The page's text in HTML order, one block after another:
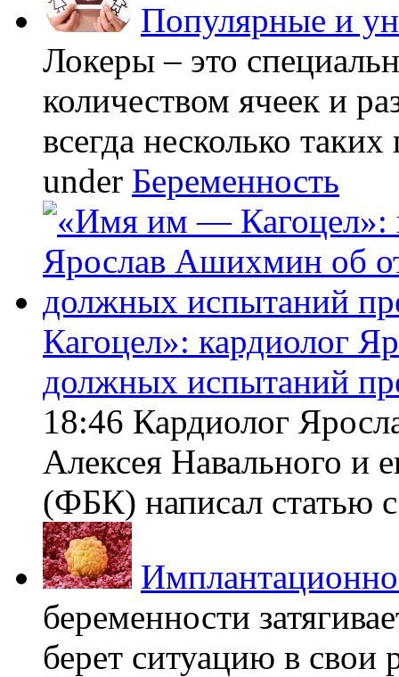
Популярные и
Локеры – это
количеством ячеек и
всегда несколько
under Беременность
Кагоцел»: кардиолог
должных испытаний
18:46 Кардиолог
Алексея Навального и
(ФБК) написал статью
беременности
берет ситуацию в свои